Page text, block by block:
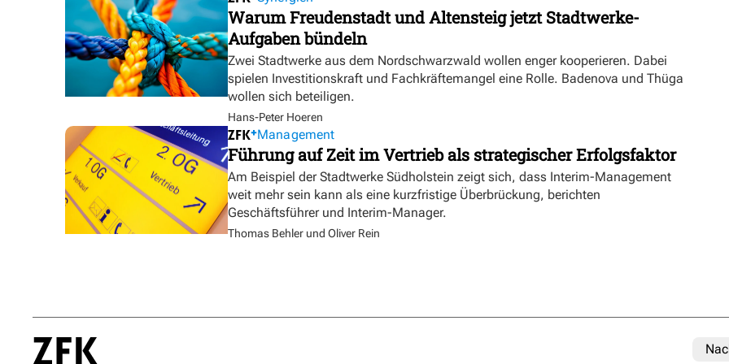
Warum Freudenstadt und Altensteig jetzt Stadtwerke-
Aufgaben bündeln
Zwei Stadtwerke aus dem Nordschwarzwald wollen enger kooperieren. Dabei
spielen Investitionskraft und Fachkräftemangel eine Rolle. Badenova und Thüga
wollen sich beteiligen.
Hans-Peter Hoeren
Management
Führung auf Zeit im Vertrieb als strategischer Erfolgsfaktor
Am Beispiel der Stadtwerke Südholstein zeigt sich, dass Interim-Management
weit mehr sein kann als eine kurzfristige Überbrückung, berichten
Geschäftsführer und Interim-Manager.
Thomas Behler und Oliver Rein